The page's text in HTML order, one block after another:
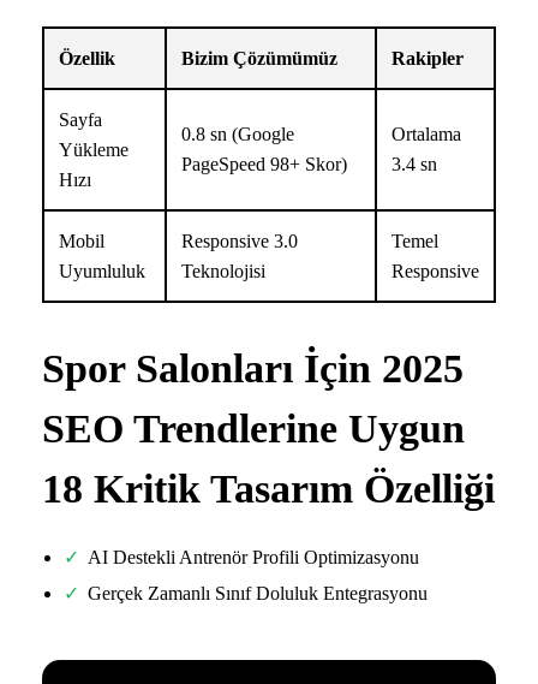
Özellik Bizim Çözümümüz Rakipler
Sayfa
Yükleme
Hızı
0.8 sn (Google
PageSpeed 98+ Skor)
Ortalama
3.4 sn
Mobil
Uyumluluk
Responsive 3.0
Teknolojisi
Temel
Responsive
Spor Salonları İçin 2025
SEO Trendlerine Uygun
18 Kritik Tasarım Özelliği
AI Destekli Antrenör Profili Optimizasyonu
Gerçek Zamanlı Sınıf Doluluk Entegrasyonu